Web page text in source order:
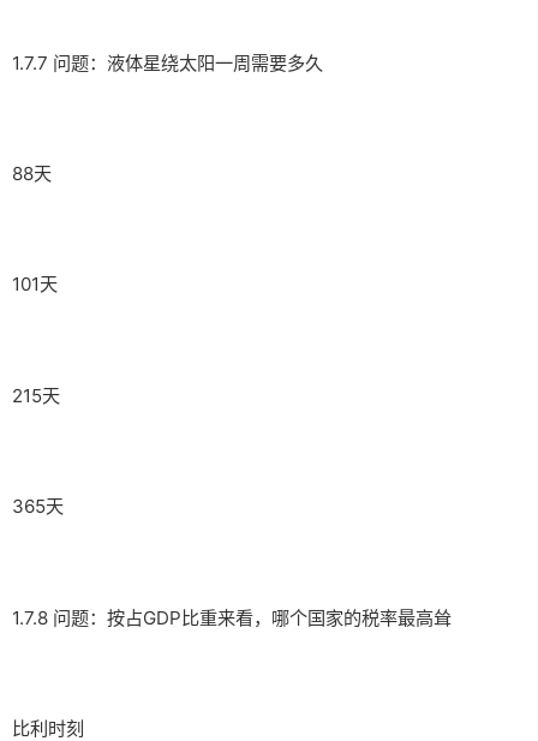
1.7.7 问题：液体星绕太阳一周需要多久
88天
101天
215天
365天
1.7.8 问题：按占GDP比重来看，哪个国家的税率最高耸
比利时刻